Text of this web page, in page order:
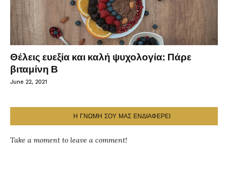
Θέλεις ευεξία και καλή ψυχολογία; Πάρε
βιταμίνη Β
June 22, 2021
Η ΓΝΩΜΗ ΣΟΥ ΜΑΣ ΕΝΔΙΑΦΕΡΕΙ
Take a moment to leave a comment!